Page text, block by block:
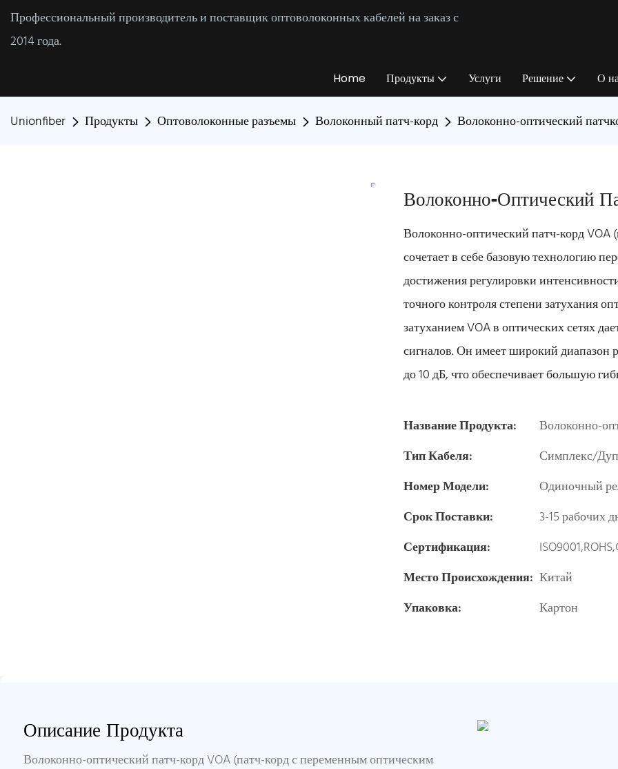
Профессиональный производитель и поставщик оптоволоконных кабелей на заказ с
2014 года.
Home Продукты Услуги Решение О
Unionfiber Продукты Оптоволоконные разъемы Волоконный патч-корд Волоконно-оптический
Волоконно-Оптический
Волоконно-оптический патч-корд
сочетает в себе базовую технологию
достижения регулировки
точного контроля степени затухания
затуханием VOA в оптических сетях
сигналов. Он имеет широкий диапазон
до 10 дБ, что обеспечивает большую
Название Продукта:
Волоконно-
Тип Кабеля:
Симплекс/
Номер Модели:
Одиночный
Срок Поставки:
3-15 рабочих
Сертификация:
Место Происхождения: Китай
Упаковка:
Картон
Описание Продукта
Волоконно-оптический патч-корд VOA (патч-корд с переменным оптическим